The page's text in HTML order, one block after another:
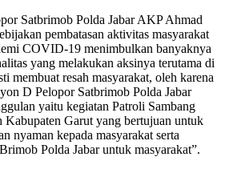
Satbrimob Polda Jabar AKP Ahmad
pembatasan aktivitas masyarakat
COVID-19 menimbulkan banyaknya
yang melakukan aksinya terutama di
membuat resah masyarakat, oleh karena
D Pelopor Satbrimob Polda Jabar
yaitu kegiatan Patroli Sambang
Garut yang bertujuan untuk
nyaman kepada masyarakat serta
Polda Jabar untuk masyarakat”.